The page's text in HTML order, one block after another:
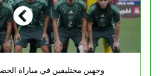
وجهين مختليفين في مباراة